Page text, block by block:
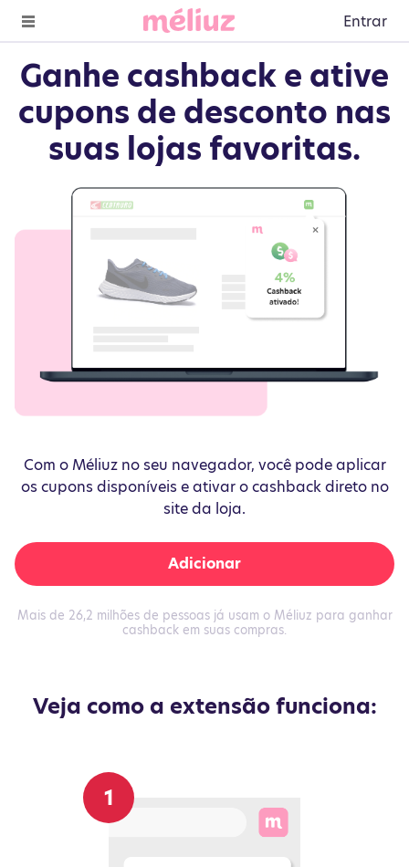
Entrar
Ganhe cashback e ative
cupons de desconto nas
suas lojas favoritas.
Com o Méliuz no seu navegador, você pode aplicar
os cupons disponíveis e ativar o cashback direto no
site da loja.
Adicionar
Mais de 26,2 milhões de pessoas já usam o Méliuz para ganhar
cashback em suas compras.
Veja como a extensão funciona: